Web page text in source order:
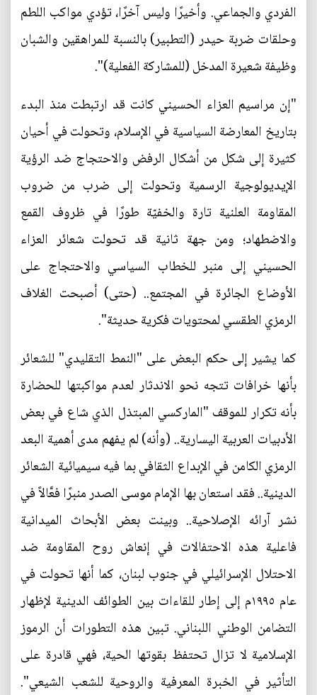
الفردي والجماعي. وأخيرًا وليس آخرًا، تؤدي مواكب اللطم
وحلقات ضربة حيدر (التطبير) بالنسبة للمراهقين والشبان
وظيفة شعيرة المدخل (للمشاركة الفعلية)".
"إن مراسيم العزاء الحسيني كانت قد ارتبطت منذ البدء
بتاريخ المعارضة السياسية في الإسلام، وتحولت في أحيان
كثيرة إلى شكل من أشكال الرفض والاحتجاج ضد الرؤية
الإيديولوجية الرسمية وتحولت إلى ضرب من ضروب
المقاومة العلنية تارة والخفيّة طورًا في ظروف القمع
والاضطهاد؛ ومن جهة ثانية قد تحولت شعائر العزاء
الحسيني إلى منبر للخطاب السياسي والاحتجاج على
الأوضاع الجائرة في المجتمع.. (حتى) أصبحت الغلاف
الرمزي الطقسي لمحتويات فكرية حديثة".
كما يشير إلى حكم البعض على "النمط التقليدي" للشعائر
بأنها خرافات تتجه نحو الاندثار لعدم مواكبتها للحضارة
بأنه تكرار للموقف "الماركسي المبتذل الذي شاع في بعض
الأدبيات العربية اليسارية.. (وأنه) لم يفهم مدى أهمية البعد
الرمزي الكامن في الإبداع الثقافي بما فيه سيميائية الشعائر
الدينية.. فقد استعان بها الإمام موسى الصدر منبرًا فعَّالاً في
نشر آرائه الإصلاحية.. وبينت بعض الأبحاث الميدانية
فاعلية هذه الاحتفالات في إنعاش روح المقاومة ضد
الاحتلال الإسرائيلي في جنوب لبنان، كما أنها تحولت في
عام ١٩٩٥م إلى إطار للقاءات بين الطوائف الدينية لإظهار
التضامن الوطني اللبناني. تبين هذه التطورات أن الرموز
الإسلامية لا تزال تحتفظ بقوتها الحية، فهي قادرة على
التأثير في الخبرة المعرفية والروحية للشعب الشيعي".